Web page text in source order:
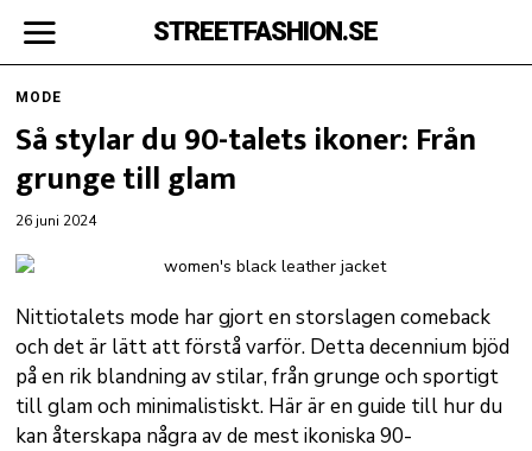
STREETFASHION.SE
MODE
Så stylar du 90-talets ikoner: Från
grunge till glam
26 juni 2024
Nittiotalets mode har gjort en storslagen comeback
och det är lätt att förstå varför. Detta decennium bjöd
på en rik blandning av stilar, från grunge och sportigt
till glam och minimalistiskt. Här är en guide till hur du
kan återskapa några av de mest ikoniska 90-